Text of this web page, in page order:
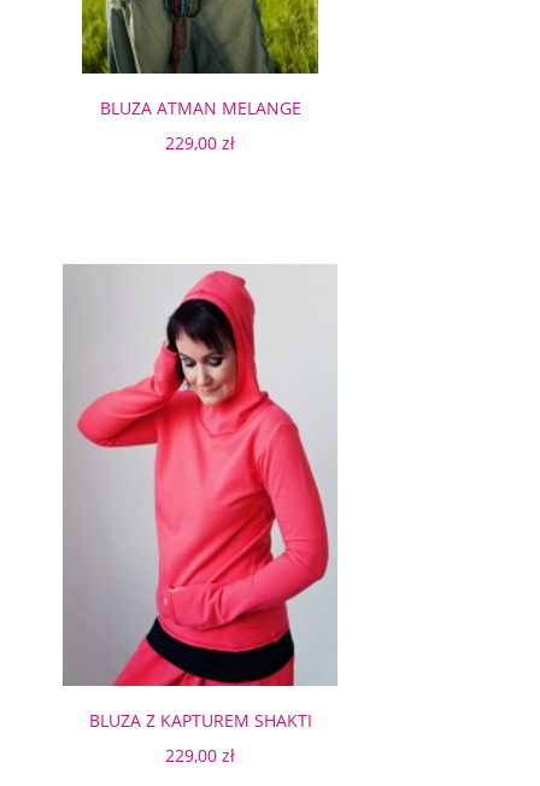
BLUZA ATMAN MELANGE
229,00 zł
BLUZA Z KAPTUREM SHAKTI
229,00 zł